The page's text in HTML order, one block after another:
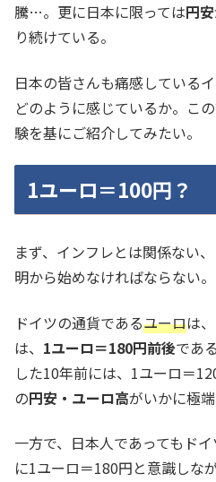
騰…。更に日本に限っては円安
り続けている。
日本の皆さんも痛感している
どのように感じているか。こ
験を基にご紹介してみたい。
1ユーロ＝100円？
まず、インフレとは関係ない
明から始めなければならない。
ドイツの通貨であるユーロは
は、 1ユーロ＝180円前後であ
した10年前には、1ユーロ＝
の円安・ユーロ高がいかに極端
一方で、日本人であってもド
に1ユーロ＝180円と意識しな